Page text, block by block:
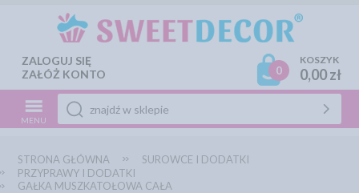
ZALOGUJ SIĘ
ZAŁÓŻ KONTO
0
KOSZYK
0,00 zł
MENU
STRONA GŁÓWNA
SUROWCE I DODATKI
PRZYPRAWY I DODATKI
GAŁKA MUSZKATOŁOWA CAŁA